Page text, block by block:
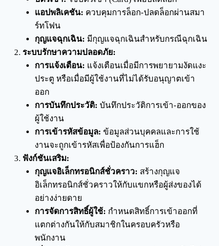
แอปพลิเคชัน: ควบคุมการล็อก-ปลดล็อกผ่านสมา
ร์ทโฟน
กุญแจฉุกเฉิน: มีกุญแจฉุกเฉินสำหรับกรณีฉุกเฉิน
ระบบรักษาความปลอดภัย:
การแจ้งเตือน: แจ้งเตือนเมื่อมีการพยายามงัดแงะ
ประตู หรือเมื่อมีผู้ใช้งานที่ไม่ได้รับอนุญาตเข้า
ออก
การบันทึกประวัติ: บันทึกประวัติการเข้า-ออกของ
ผู้ใช้งาน
การเข้ารหัสข้อมูล: ข้อมูลส่วนบุคคลและการใช้
งานจะถูกเข้ารหัสเพื่อป้องกันการแฮ็ก
ฟังก์ชันเสริม:
กุญแจอิเล็กทรอนิกส์ชั่วคราว: สร้างกุญแจ
อิเล็กทรอนิกส์ชั่วคราวให้กับแขกหรือผู้ส่งของได้
อย่างง่ายดาย
การจัดการสิทธิ์ผู้ใช้: กำหนดสิทธิ์การเข้าออกที่
แตกต่างกันให้กับสมาชิกในครอบครัวหรือ
พนักงาน